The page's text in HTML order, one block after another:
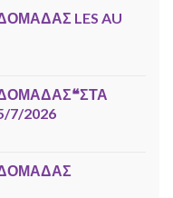
LES AU
7/2026